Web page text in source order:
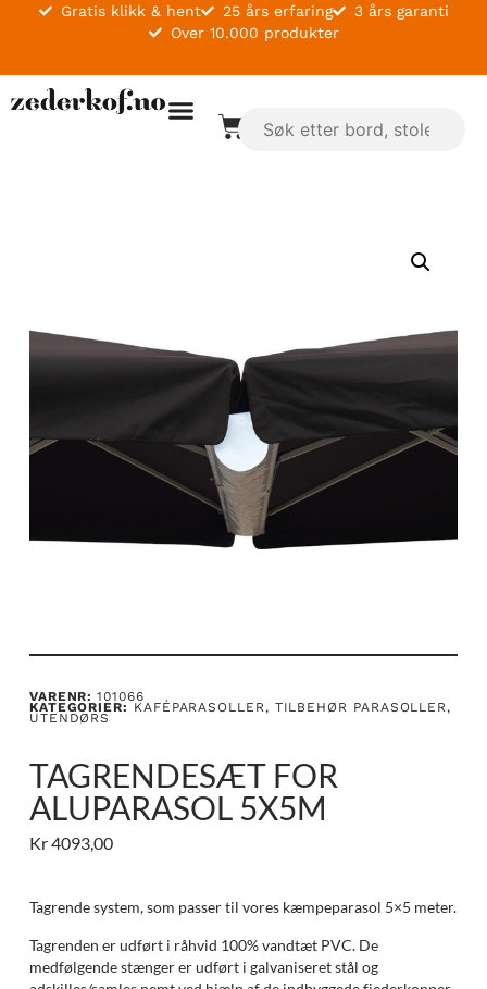
Gratis klikk & hent 25 års erfaring
3 års garanti
Over 10.000 produkter
VARENR:101066
KATEGORIER: KAFÉPARASOLLER, TILBEHØR PARASOLLER,
UTENDØRS
TAGRENDESÆT FOR
ALUPARASOL 5X5M
Kr4093,00
Tagrende system, som passer til vores kæmpeparasol 5×5 meter.
Tagrenden er udført i råhvid 100% vandtæt PVC. De
medfølgende stænger er udført i galvaniseret stål og